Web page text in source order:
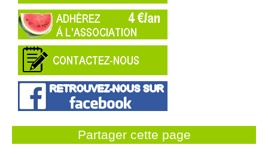
Partager cette page